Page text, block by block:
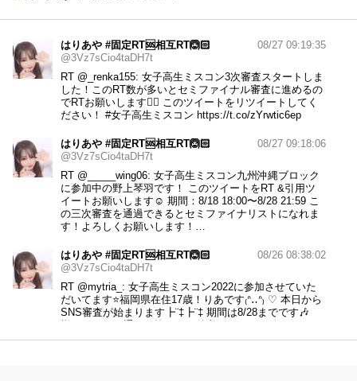
はりあや #固定RT🆘相互RT🙆🏻
@3Vz7sCio4taDH7t
08/27 09:19:35
RT @_renka155: 女子高生ミスコン3次審査スタートしま
した！このRT数が多いとセミファイナル審査に進めるの
でRTお願いします🙇‍♀️ このツイートをリツイートしてく
ださい！ #女子高生ミスコン https://t.co/zYrwtic6ep
はりあや #固定RT🆘相互RT🙆🏻
@3Vz7sCio4taDH7t
08/27 09:18:06
RT @_____wing06: 女子高生ミスコン九州沖縄ブロック
に参加中の野上琴羽です！ このツイートをRT &引用ツ
イートお願いします☺︎ 期間：8/18 18:00〜8/28 21:59 こ
の三次審査を通過できるとセミファイナリストになれま
す！よろしくお願いします！…
はりあや #固定RT🆘相互RT🙆🏻
@3Vz7sCio4taDH7t
08/26 08:38:02
RT @mytria_ : 女子高生ミスコン2022に参加させていた
だいてます⭐️福岡県在住17歳！りあです₍ᐢ‥ᐢ₎ ♡ 本日から
SNS審査が始まります┣¨‡┣¨‡ 期間は8/28までです🎶
様々なSNSを通して皆さんと仲良くなれたら嬉しいです
🤝🏻❤️ このツイートを見た…